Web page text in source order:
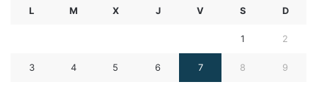
L M X J V S D
1 2
3 4 5 6 7 8 9